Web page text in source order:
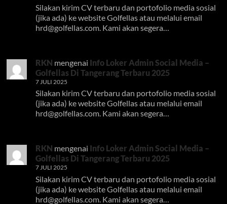
Silakan kirim CV terbaru dan portofolio media sosial
(jika ada) ke website Golfellas atau melalui email
hrd@golfellas.com . Kami akan segera…
RKN mengenai Info Loker Admin Social Media –
Golfellas Di Tangerang Terbaru 2025
7 JULI 2025
Silakan kirim CV terbaru dan portofolio media sosial
(jika ada) ke website Golfellas atau melalui email
hrd@golfellas.com. Kami akan segera…
RKN mengenai Info Loker Admin Social Media –
Golfellas Di Tangerang Terbaru 2025
7 JULI 2025
Silakan kirim CV terbaru dan portofolio media sosial
(jika ada) ke website Golfellas atau melalui email
hrd@golfellas.com. Kami akan segera…